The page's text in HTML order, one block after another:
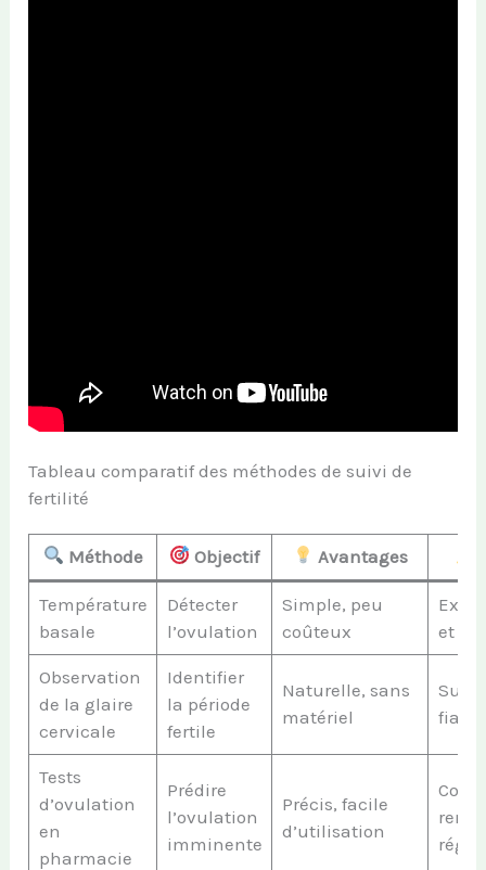
Tableau comparatif des méthodes de suivi de
fertilité
Méthode Objectif Avantages
Température
basale
Détecter
l’ovulation
Simple, peu
coûteux
et
Observation
de la glaire
cervicale
Identifier
la période
fertile
Naturelle, sans
matériel
Tests
d’ovulation
en
pharmacie
Prédire
l’ovulation
imminente
Précis, facile
d’utilisation
Coût